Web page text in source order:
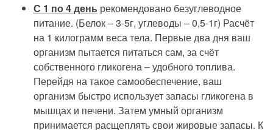
С 1 по 4 день рекомендовано безуглеводное
питание. (Белок – 3-5г, углеводы – 0,5-1г) Расчёт
на 1 килограмм веса тела. Первые два дня ваш
организм пытается питаться сам, за счёт
собственного гликогена – удобного топлива.
Перейдя на такое самообеспечение, ваш
организм быстро использует запасы гликогена в
мышцах и печени. Затем умный организм
принимается расщеплять свои жировые запасы. К